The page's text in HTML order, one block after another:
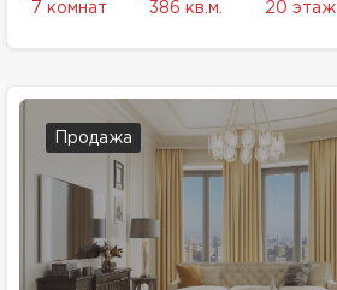
7 комнат 386 кв.м. 20 этаж
Продажа